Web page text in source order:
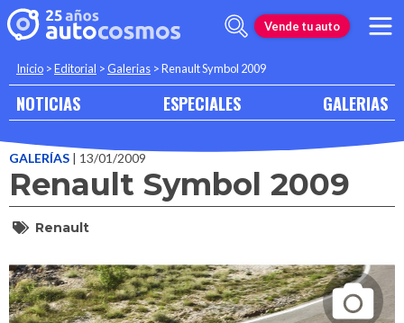
Vende tu auto
Inicio >Editorial >Galerias >Renault Symbol 2009
NOTICIAS ESPECIALES GALERIAS
GALERÍAS | 13/01/2009
Renault Symbol 2009
Renault